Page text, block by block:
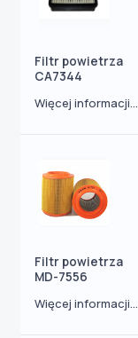
Filtr powietrza
CA7344
Więcej informacji...
Filtr powietrza
MD-7556
Więcej informacji...